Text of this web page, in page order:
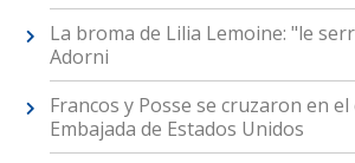
La broma de Lilia Lemoine: "le
Adorni
Francos y Posse se cruzaron en
Embajada de Estados Unidos